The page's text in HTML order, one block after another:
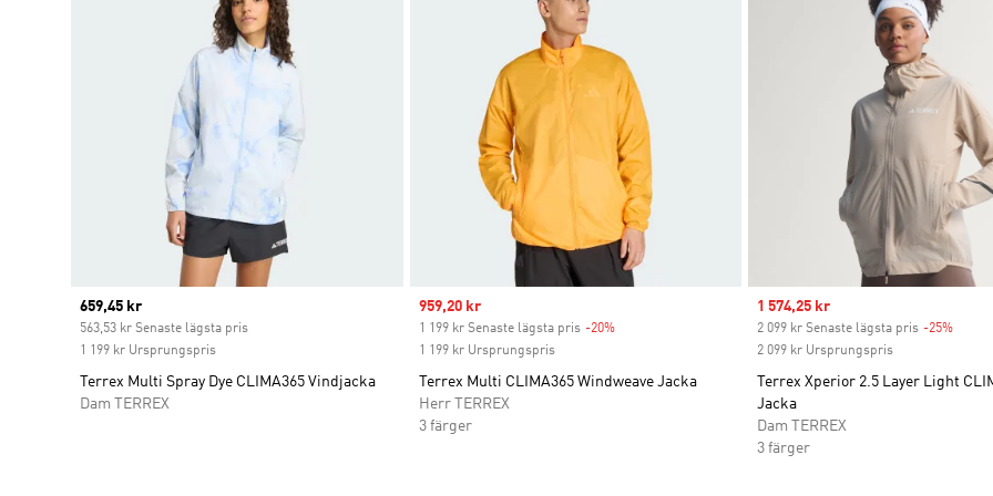
Current price
659,45 kr
563,53 kr Senaste lägsta pris
1 199 kr Ursprungspris
Terrex Multi Spray Dye CLIMA365 Vindjacka
Dam TERREX
Sale price
959,20 kr
1 199 kr Senaste lägsta pris -20%Discount
1 199 kr Ursprungspris
Terrex Multi CLIMA365 Windweave Jacka
Herr TERREX
3 färger
Sale price
1 574,25 kr
2 099 kr Senaste lägsta pris -25%
2 099 kr Ursprungspris
Terrex Xperior 2.5 Layer Light
Jacka
Dam TERREX
3 färger